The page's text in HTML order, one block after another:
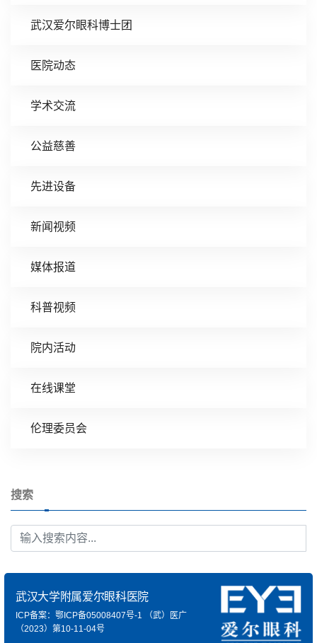
武汉爱尔眼科博士团
医院动态
学术交流
公益慈善
先进设备
新闻视频
媒体报道
科普视频
院内活动
在线课堂
伦理委员会
搜索
武汉大学附属爱尔眼科医院
ICP备案：鄂ICP备05008407号-1
（武）医广
（2023）第10-11-04号